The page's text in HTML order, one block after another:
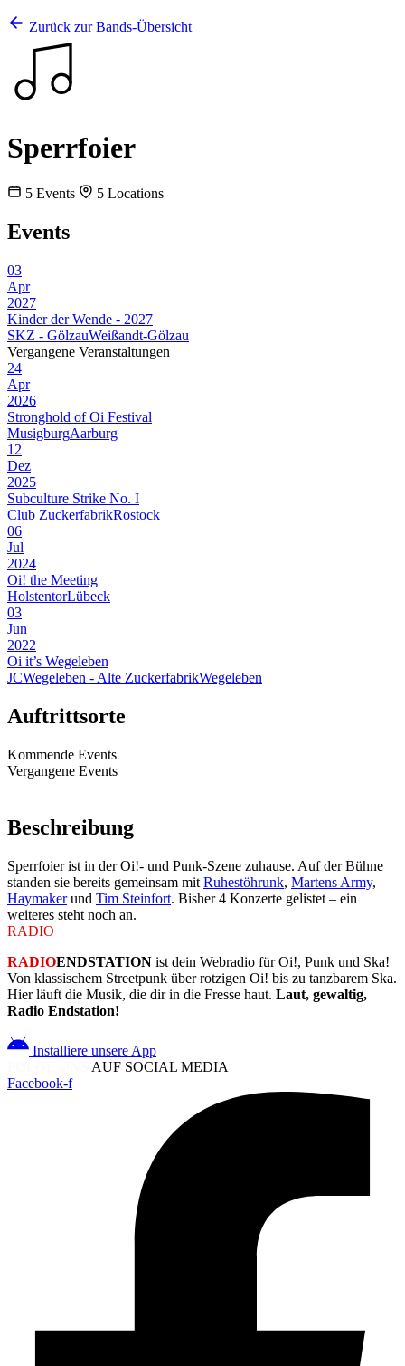
Zurück zur Bands-Übersicht
Sperrfoier
5 Events 5 Locations
Events
03
Apr
2027
Kinder der Wende - 2027
SKZ - GölzauWeißandt-Gölzau
Vergangene Veranstaltungen
24
Apr
2026
Stronghold of Oi Festival
MusigburgAarburg
12
Dez
2025
Subculture Strike No. I
Club ZuckerfabrikRostock
06
Jul
2024
Oi! the Meeting
HolstentorLübeck
03
Jun
2022
Oi it’s Wegeleben
JCWegeleben - Alte ZuckerfabrikWegeleben
Auftrittsorte
Kommende Events
Vergangene Events
Beschreibung
Sperrfoier ist in der Oi!- und Punk-Szene zuhause. Auf der Bühne
standen sie bereits gemeinsam mit Ruhestöhrunk, Martens Army,
Haymakerund Tim Steinfort. Bisher 4 Konzerte gelistet – ein
weiteres steht noch an.
RADIO
RADIOENDSTATION ist dein Webradio für Oi!, Punk und Ska!
Von klassischem Streetpunk über rotzigen Oi! bis zu tanzbarem Ska.
Hier läuft die Musik, die dir in die Fresse haut. Laut, gewaltig,
Radio Endstation!
Installiere unsere App
AUF SOCIAL MEDIA
Facebook-f